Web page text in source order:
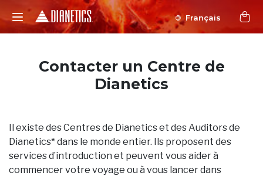
Français
Contacter un Centre de
Dianetics
Il existe des Centres de Dianetics et des Auditors de
Dianetics* dans le monde entier. Ils proposent des
services d’introduction et peuvent vous aider à
commencer votre voyage ou à vous lancer dans